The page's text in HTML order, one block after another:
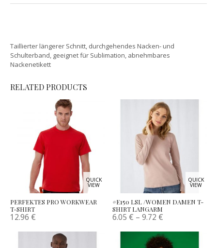
Taillierter längerer Schnitt, durchgehendes Nacken- und
Schulterband, geeignet für Sublimation, abnehmbares
Nackenetikett
RELATED PRODUCTS
QUICK
VIEW
PERFEKTES PRO WORKWEAR
T-SHIRT
12.96 €
QUICK
VIEW
#E150 LSL /WOMEN DAMEN T-
SHIRT LANGARM
6.05 € –9.72 €